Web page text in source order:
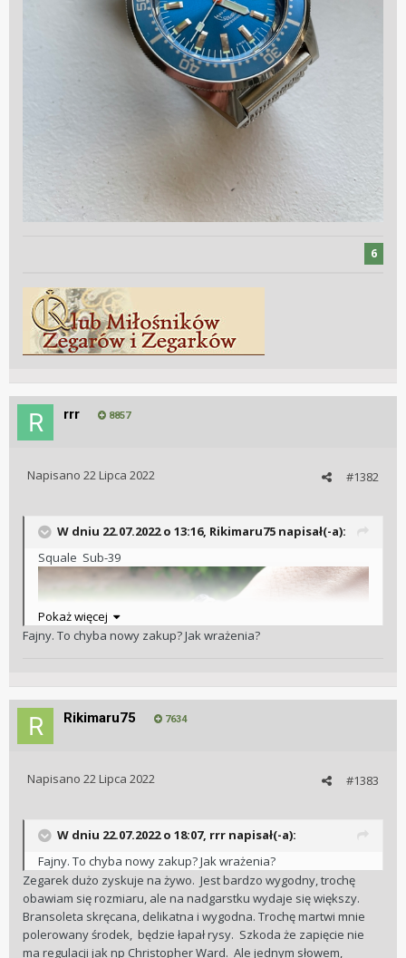
6
rrr 8857
#1382
Napisano 22 Lipca 2022
W dniu 22.07.2022 o 13:16, Rikimaru75 napisał(-a):
Squale Sub-39
Pokaż więcej
Fajny. To chyba nowy zakup? Jak wrażenia?
Rikimaru75 7634
#1383
Napisano 22 Lipca 2022
W dniu 22.07.2022 o 18:07, rrr napisał(-a):
Fajny. To chyba nowy zakup? Jak wrażenia?
Zegarek dużo zyskuje na żywo. Jest bardzo wygodny, trochę
obawiam się rozmiaru, ale na nadgarstku wydaje się większy.
Bransoleta skręcana, delikatna i wygodna. Trochę martwi mnie
polerowany środek, będzie łapał rysy. Szkoda że zapięcie nie
ma regulacji jak np Christopher Ward. Ale jednym słowem,